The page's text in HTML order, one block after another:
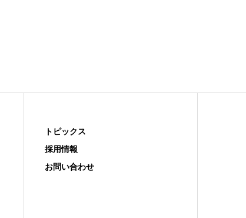
トピックス
採用情報
お問い合わせ